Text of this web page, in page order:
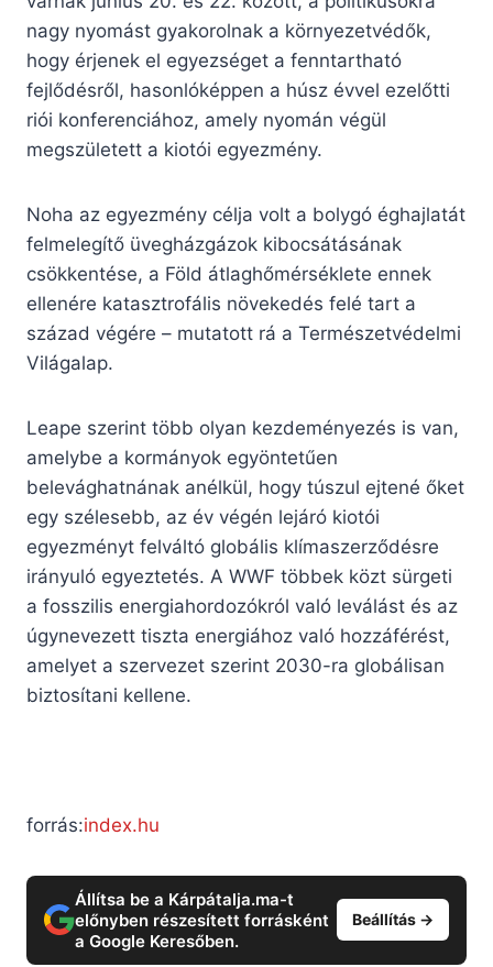
nagy nyomást gyakorolnak a környezetvédők,
hogy érjenek el egyezséget a fenntartható
fejlődésről, hasonlóképpen a húsz évvel ezelőtti
riói konferenciához, amely nyomán végül
megszületett a kiotói egyezmény.
Noha az egyezmény célja volt a bolygó éghajlatát
felmelegítő üvegházgázok kibocsátásának
csökkentése, a Föld átlaghőmérséklete ennek
ellenére katasztrofális növekedés felé tart a
század végére – mutatott rá a Természetvédelmi
Világalap.
Leape szerint több olyan kezdeményezés is van,
amelybe a kormányok egyöntetűen
belevághatnának anélkül, hogy túszul ejtené őket
egy szélesebb, az év végén lejáró kiotói
egyezményt felváltó globális klímaszerződésre
irányuló egyeztetés. A WWF többek közt sürgeti
a fosszilis energiahordozókról való leválást és az
úgynevezett tiszta energiához való hozzáférést,
amelyet a szervezet szerint 2030-ra globálisan
biztosítani kellene.
forrás:index.hu
Állítsa be a Kárpátalja.ma-t
előnyben részesített forrásként
a Google Keresőben.
Beállítás →